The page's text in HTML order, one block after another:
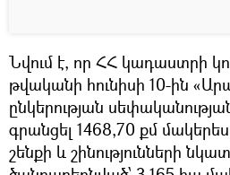
Նվում է, որ ՀՀ կադաստրի
թվականի հունիսի 10-ին
ընկերության
գրանցել 1468,70 քմ
շենքի և շինությունների